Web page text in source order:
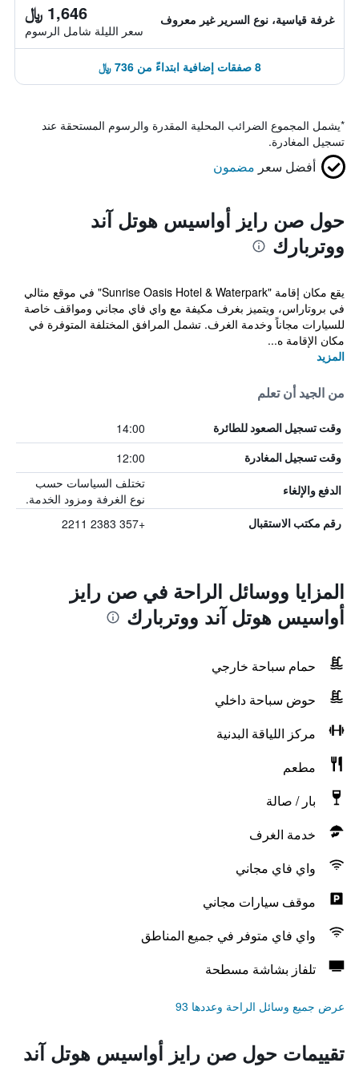
غرفة قياسية، نوع السرير غير معروف 1,646 ﷼
سعر الليلة شامل الرسوم
8 صفقات إضافية ابتداءً من 736 ﷼
*يشمل المجموع الضرائب المحلية المقدرة والرسوم المستحقة عند
تسجيل المغادرة.
أفضل سعر مضمون
حول صن رايز أواسيس هوتل آند
ووتربارك
يقع مكان إقامة "Sunrise Oasis Hotel & Waterpark" في موقع مثالي
في بروتاراس، ويتميز بغرف مكيفة مع واي فاي مجاني ومواقف خاصة
للسيارات مجاناً وخدمة الغرف. تشمل المرافق المختلفة المتوفرة في
مكان الإقامة ه...
المزيد
من الجيد أن تعلم
وقت تسجيل الصعود للطائرة 14:00
وقت تسجيل المغادرة 12:00
الدفع والإلغاء
تختلف السياسات حسب
نوع الغرفة ومزود الخدمة.
رقم مكتب الاستقبال +357 2383 2211
المزايا ووسائل الراحة في صن رايز
أواسيس هوتل آند ووتربارك
حمام سباحة خارجي
حوض سباحة داخلي
مركز اللياقة البدنية
مطعم
بار / صالة
خدمة الغرف
واي فاي مجاني
موقف سيارات مجاني
واي فاي متوفر في جميع المناطق
تلفاز بشاشة مسطحة
عرض جميع وسائل الراحة وعددها 93
تقييمات حول صن رايز أواسيس هوتل آند